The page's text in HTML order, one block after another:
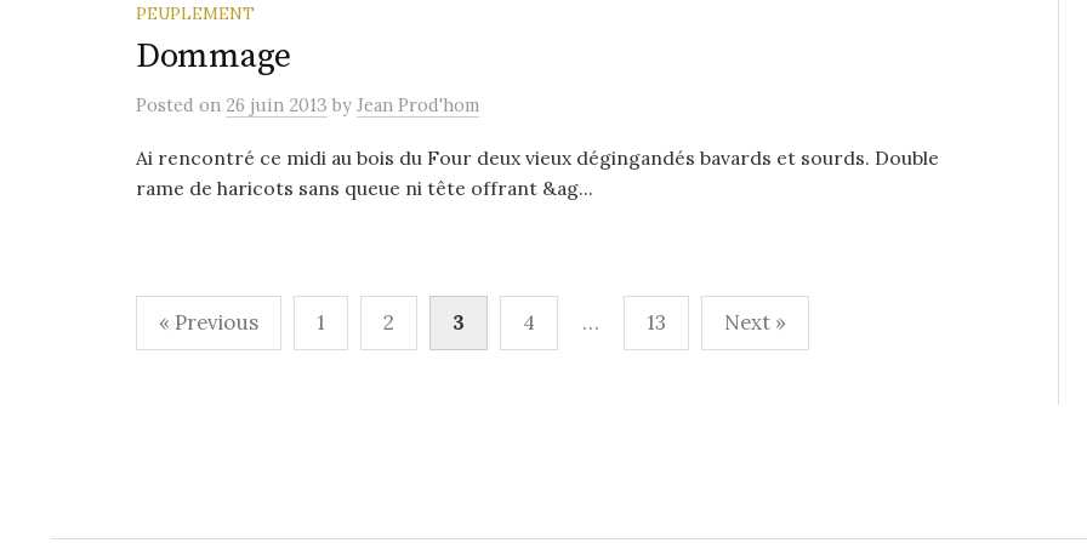
PEUPLEMENT
Dommage
Posted on 26 juin 2013 by Jean Prod'hom
Ai rencontré ce midi au bois du Four deux vieux dégingandés bavards et sourds. Double
rame de haricots sans queue ni tête offrant &ag...
Pagination
« Previous 1 2 3 4 … 13 Next »